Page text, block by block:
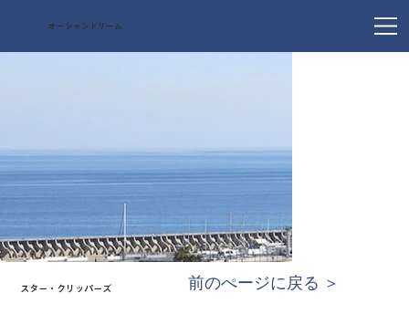
オーシャンドリーム
スター・クリッパーズ 前のぺージに戻る ＞